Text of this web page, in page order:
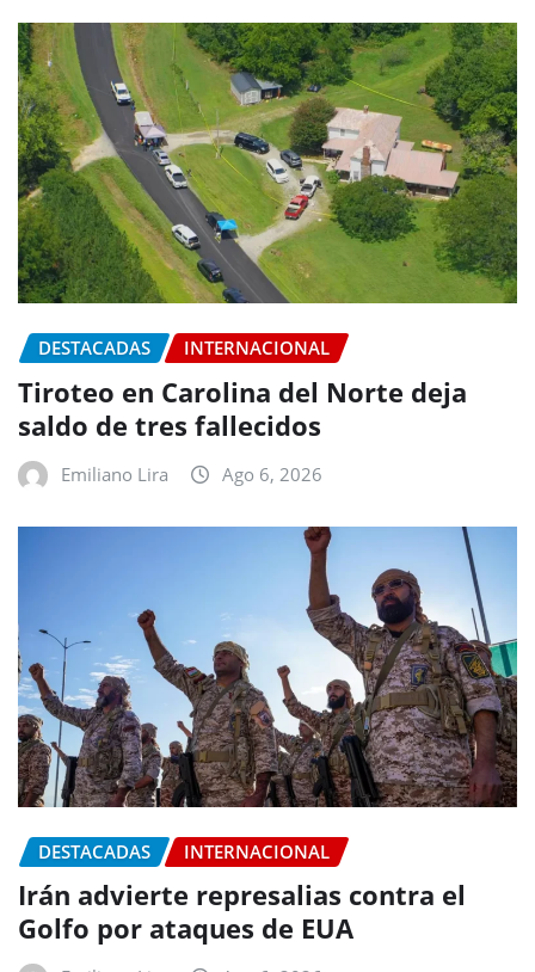
DESTACADAS INTERNACIONAL
Tiroteo en Carolina del Norte deja
saldo de tres fallecidos
Emiliano Lira Ago 6, 2026
DESTACADAS INTERNACIONAL
Irán advierte represalias contra el
Golfo por ataques de EUA